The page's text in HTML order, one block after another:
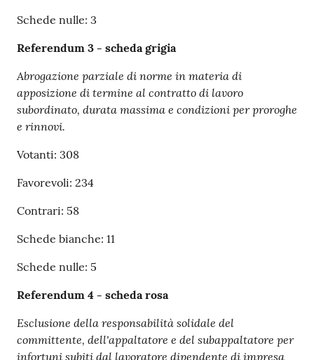
Schede nulle: 3
Referendum 3 - scheda grigia
Abrogazione parziale di norme in materia di
apposizione di termine al contratto di lavoro
subordinato, durata massima e condizioni per proroghe
e rinnovi.
Votanti: 308
Favorevoli: 234
Contrari: 58
Schede bianche: 11
Schede nulle: 5
Referendum 4 - scheda rosa
Esclusione della responsabilità solidale del
committente, dell'appaltatore e del subappaltatore per
infortuni subiti dal lavoratore dipendente di impresa